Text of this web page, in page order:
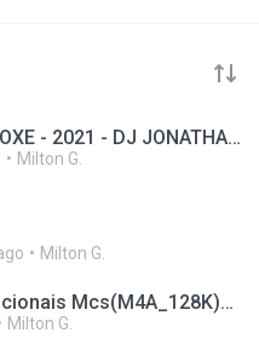
04 - ( HOUSE) DEBOXE - 2021 - DJ JONATHAN SOUSA(M4A_128K)_private.lrc
Milton G.
Milton G.
12 de Outubro - Racionais Mcs(M4A_128K)_private.lrc
Milton G.